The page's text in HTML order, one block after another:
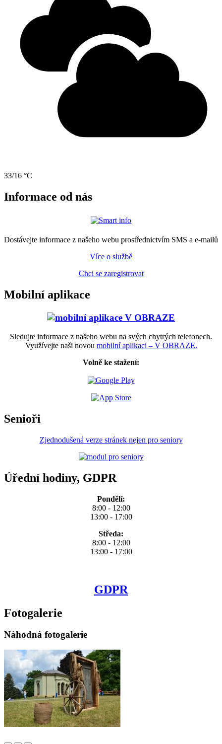
33/16 °C
Informace od nás
Dostávejte informace z našeho webu prostřednictvím SMS a e-mailů
Více o službě
Chci se zaregistrovat
Mobilní aplikace
Sledujte informace z našeho webu na svých chytrých telefonech.
Využívejte naši novou mobilní aplikaci – V OBRAZE.
Volně ke stažení:
Senioři
Zjednodušená verze stránek nejen pro seniory
Úřední hodiny, GDPR
Pondělí:
8:00 - 12:00
13:00 - 17:00
Středa:
8:00 - 12:00
13:00 - 17:00
GDPR
Fotogalerie
Náhodná fotogalerie